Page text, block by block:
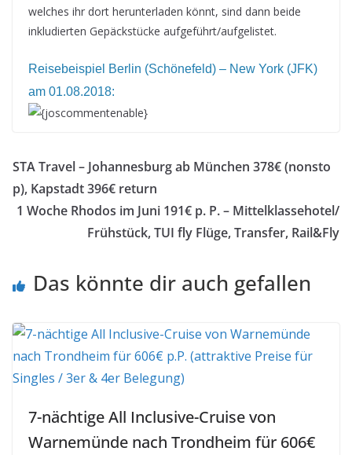
welches ihr dort herunterladen könnt, sind dann beide
inkludierten Gepäckstücke aufgeführt/aufgelistet.
Reisebeispiel Berlin (Schönefeld) – New York (JFK)
am 01.08.2018:
{joscommentenable}
STA Travel – Johannesburg ab München 378€ (nonsto
p), Kapstadt 396€ return
1 Woche Rhodos im Juni 191€ p. P. – Mittelklassehotel/
Frühstück, TUI fly Flüge, Transfer, Rail&Fly
Das könnte dir auch gefallen
7-nächtige All Inclusive-Cruise von
Warnemünde nach Trondheim für 606€